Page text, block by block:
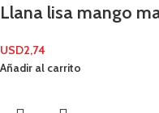
Llana lisa mango
USD2,74
Añadir al carrito